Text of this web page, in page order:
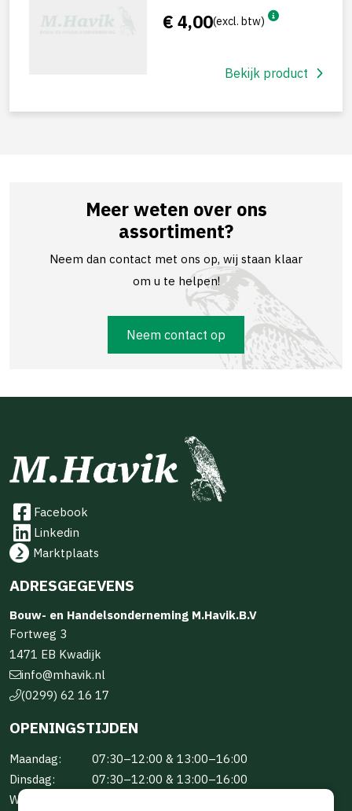
€ 4,00(excl. btw)
Bekijk product
Meer weten over ons
assortiment?
Neem dan contact met ons op, wij staan klaar
om u te helpen!
Neem contact op
Facebook
Linkedin
Marktplaats
ADRESGEGEVENS
Bouw- en Handelsonderneming M.Havik.B.V
Fortweg 3
1471 EB Kwadijk
info@mhavik.nl
(0299) 62 16 17
OPENINGSTIJDEN
Maandag:
07:30–12:00 & 13:00–16:00
Dinsdag:
07:30–12:00 & 13:00–16:00
Woensdag: